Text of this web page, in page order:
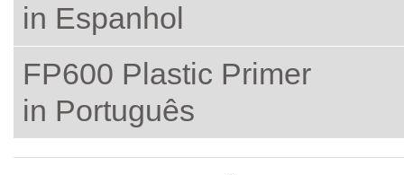
in Espanhol
FP600 Plastic Primer
in Português